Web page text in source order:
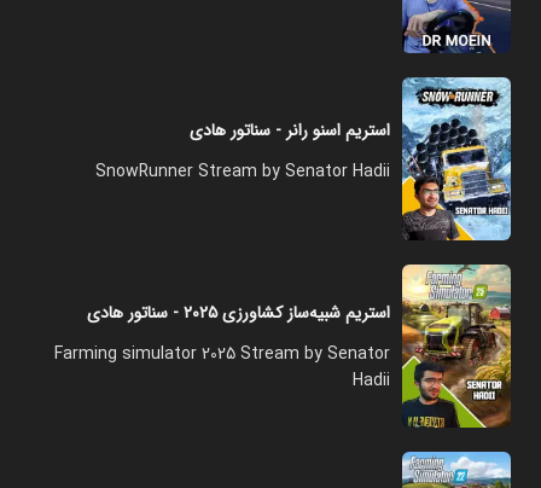
استریم اسنو رانر - سناتور هادی
SnowRunner Stream by Senator Hadii
استریم شبیه‌ساز کشاورزی ۲۰۲۵ - سناتور هادی
Farming simulator 2025 Stream by Senator
Hadii